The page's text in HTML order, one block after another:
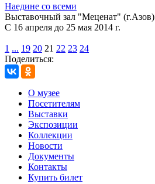
Наедине со всеми
Выставочный зал "Меценат" (г.Азов)
С 16 апреля до 25 мая 2014 г.
1 ... 19 20 21 22 23 24
Поделиться:
О музее
Посетителям
Выставки
Экспозиции
Коллекции
Новости
Документы
Контакты
Купить билет